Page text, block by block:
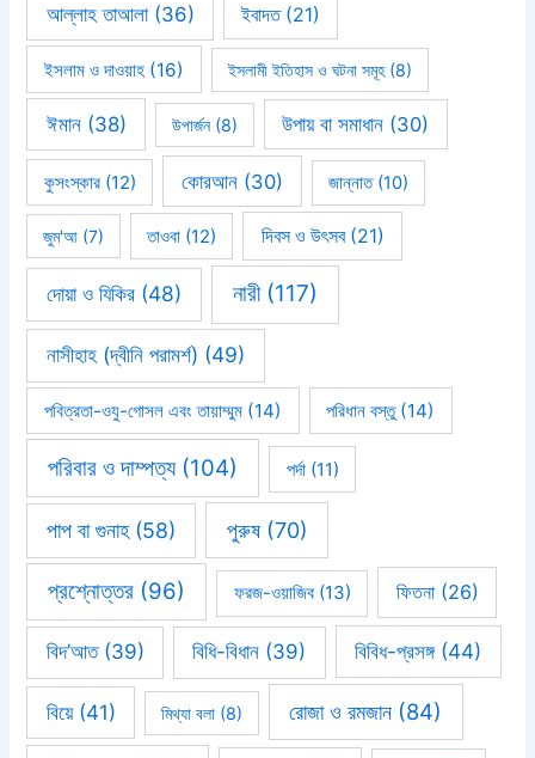
আল্লাহ তাআলা(36) ইবাদত(21)
ইসলাম ও দাওয়াহ (16) ইসলামী ইতিহাস ও ঘটনা সমূহ(8)
ঈমান(38) উপার্জন(8) উপায় বা সমাধান (30)
কুসংস্কার(12) কোরআন (30) জান্নাত(10)
জুম'আ (7) তাওবা (12) দিবস ও উৎসব(21)
দোয়া ও যিকির (48) নারী(117)
নাসীহাহ (দ্বীনি পরামর্শ) (49)
পবিত্রতা-ওযু-গোসল এবং তায়াম্মুম (14) পরিধান বস্তু(14)
পরিবার ও দাম্পত্য(104) পর্দা(11)
পাপ বা গুনাহ(58) পুরুষ(70)
প্রশ্নোত্তর (96) ফরজ-ওয়াজিব(13) ফিতনা(26)
বিদ’আত(39) বিধি-বিধান (39) বিবিধ-প্রসঙ্গ(44)
বিয়ে(41) মিথ্যা বলা(8) রোজা ও রমজান (84)